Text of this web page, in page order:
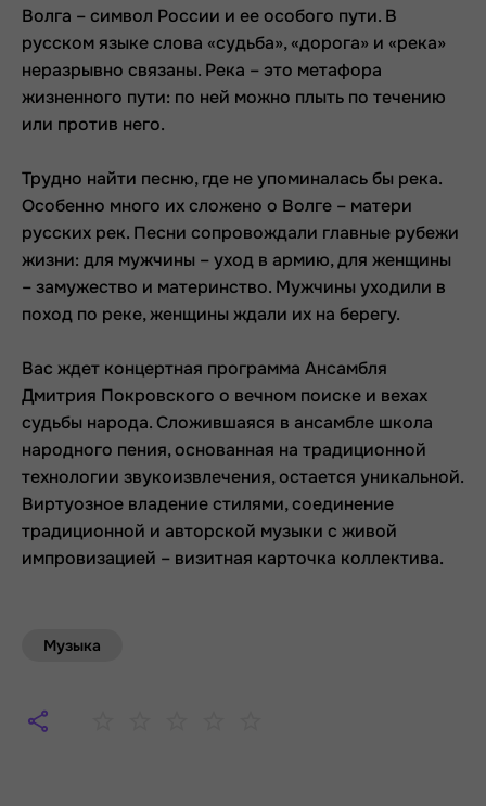
Волга – символ России и ее особого пути. В
русском языке слова «судьба», «дорога» и «река»
неразрывно связаны. Река – это метафора
жизненного пути: по ней можно плыть по течению
или против него.
Трудно найти песню, где не упоминалась бы река.
Особенно много их сложено о Волге – матери
русских рек. Песни сопровождали главные рубежи
жизни: для мужчины – уход в армию, для женщины
– замужество и материнство. Мужчины уходили в
поход по реке, женщины ждали их на берегу.
Вас ждет концертная программа Ансамбля
Дмитрия Покровского о вечном поиске и вехах
судьбы народа. Сложившаяся в ансамбле школа
народного пения, основанная на традиционной
технологии звукоизвлечения, остается уникальной.
Виртуозное владение стилями, соединение
традиционной и авторской музыки с живой
импровизацией – визитная карточка коллектива.
Музыка